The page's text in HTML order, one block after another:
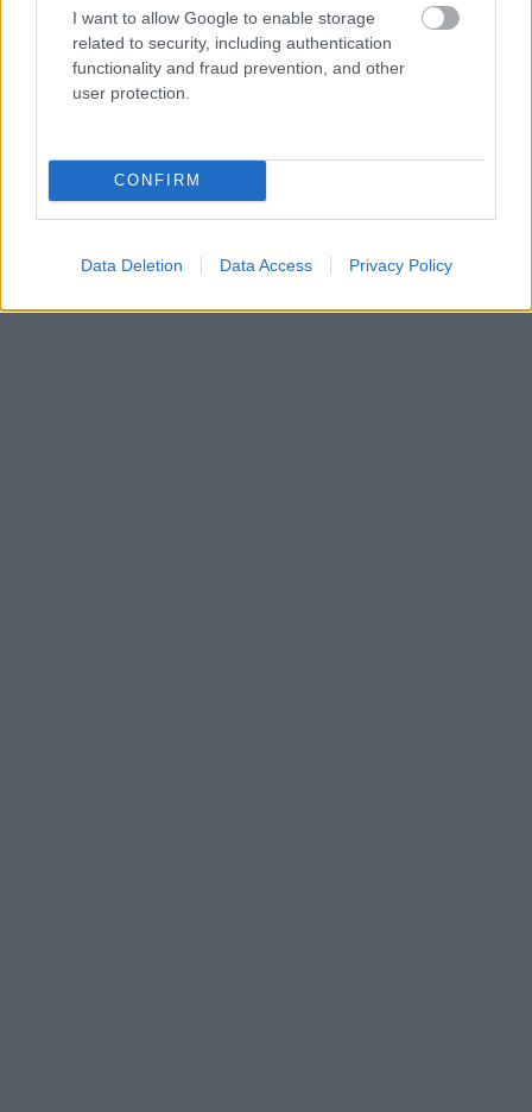
I want to allow Google to enable storage
related to security, including authentication
functionality and fraud prevention, and other
user protection.
CONFIRM
Data Deletion Data Access Privacy Policy
νύχτες ταξιδιού